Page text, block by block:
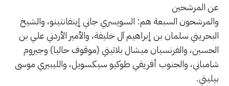
عن المرشحين
والمرشحون السبعة هم: السويسري جاني إينفانتينو، والشيخ
البحريني سلمان بن إبراهيم آل خليفة، والأمير الأردني علي بن
الحسين، والفرنسيان ميشال بلاتيني (موقوف حاليا) وجيروم
شامباني، والجنوب أفريقي طوكيو سيكسويل، والليبيري موسى
بيليتي.